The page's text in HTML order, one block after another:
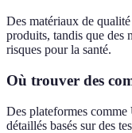
Des matériaux de
produits, tandis que des
risques pour la santé.
Où trouver des
Des plateformes comme
détaillés basés sur des